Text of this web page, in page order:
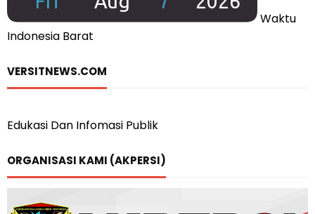
Waktu
Indonesia Barat
VERSITNEWS.COM
Edukasi Dan Infomasi Publik
ORGANISASI KAMI (AKPERSI)